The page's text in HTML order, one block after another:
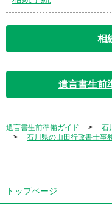
相
遺言書生前
遺言書生前準備ガイド
石
石川県の山田行政書士事
トップページ